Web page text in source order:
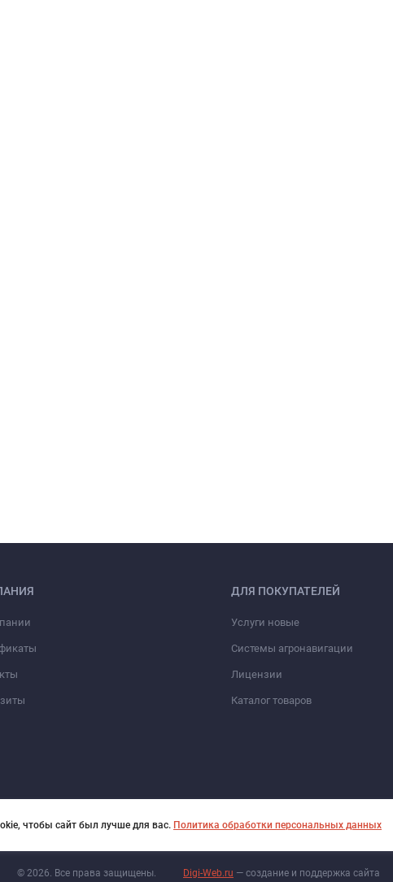
ДЛЯ ПОКУПАТЕЛЕЙ
Услуги новые
Системы агронавигации
Лицензии
Каталог товаров
© 2026. Все права защищены. Digi-Web.ru — создание и поддержка сайта
чтобы сайт был лучше для вас. Политика обработки персональных данных